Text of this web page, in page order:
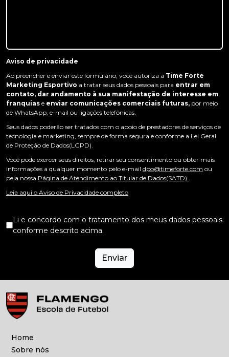
Aviso de privacidade
Ao preencher e enviar este formulário, você autoriza a Time Forte
Marketing Esportivo a tratar seus dados pessoais para entrar em
contato, dar andamento à sua manifestação de interesse em
franquias e enviar comunicações comerciais futuras, por meio
de WhatsApp, e-mail ou ligações telefônicas.
Seus dados poderão ser tratados com o apoio de prestadores de serviços de
tecnologia e marketing, sempre de forma segura e conforme a Lei Geral
de Proteção de Dados(LGPD).
Você pode exercer seus direitos, retirar seu consentimento ou obter mais
informações a qualquer momento pelo e-mail dpo@timeforte.com ou
pela nossa Página de Atendimento ao Titular de Dados(SATD).
Leia aqui o Aviso de Privacidade completo
Li e concordo com o tratamento dos meus dados pessoais
conforme descrito acima.
Home
Sobre nós